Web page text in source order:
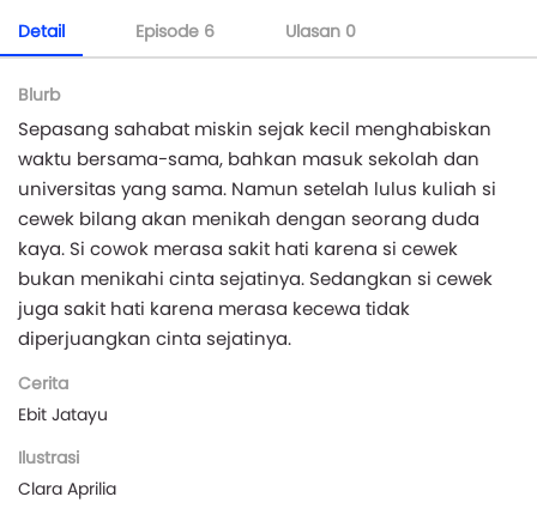
Detail Episode 6 Ulasan 0
Blurb
Sepasang sahabat miskin sejak kecil menghabiskan
waktu bersama-sama, bahkan masuk sekolah dan
universitas yang sama. Namun setelah lulus kuliah si
cewek bilang akan menikah dengan seorang duda
kaya. Si cowok merasa sakit hati karena si cewek
bukan menikahi cinta sejatinya. Sedangkan si cewek
juga sakit hati karena merasa kecewa tidak
diperjuangkan cinta sejatinya.
Cerita
Ebit Jatayu
Ilustrasi
Clara Aprilia